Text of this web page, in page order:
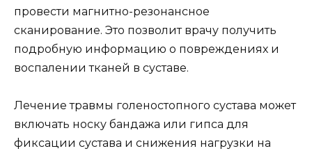
провести магнитно-резонансное
сканирование. Это позволит врачу получить
подробную информацию о повреждениях и
воспалении тканей в суставе.
Лечение травмы голеностопного сустава может
включать носку бандажа или гипса для
фиксации сустава и снижения нагрузки на